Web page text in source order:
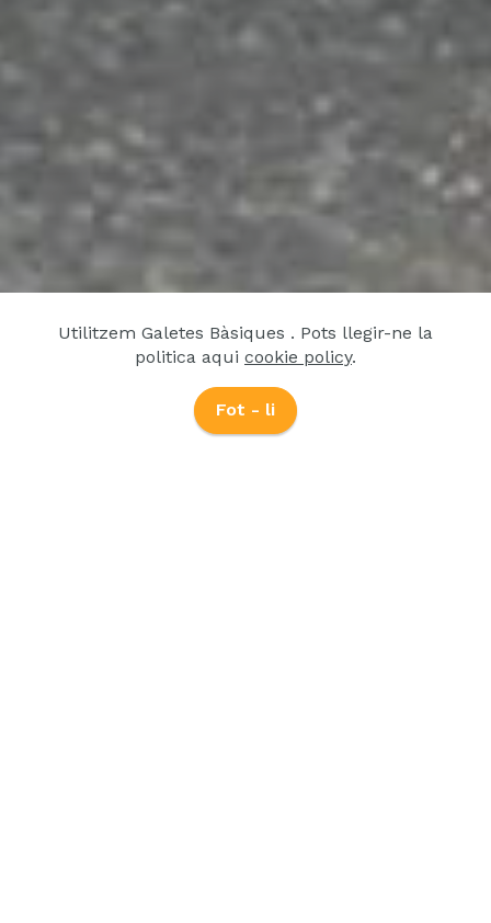
Utilitzem Galetes Bàsiques . Pots llegir-ne la
politica aqui cookie policy.
Fot - li